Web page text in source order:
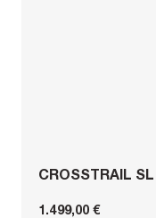
CROSSTRAIL
1.499,00 €